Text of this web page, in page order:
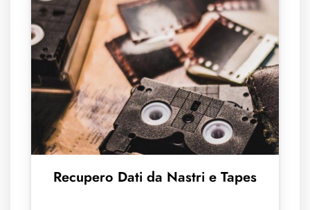
Recupero Dati da Nastri e Tapes